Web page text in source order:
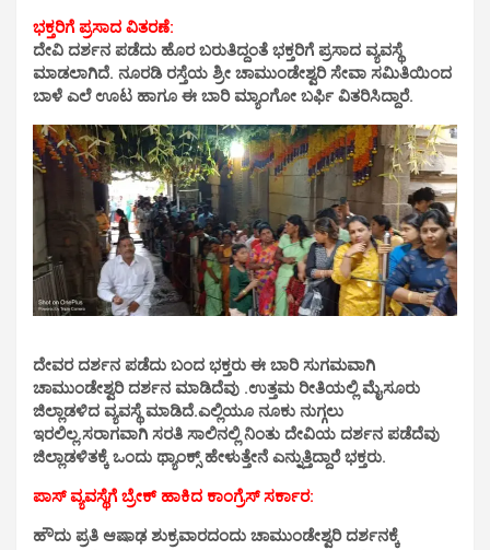
ಭಕ್ತರಿಗೆ ಪ್ರಸಾದ ವಿತರಣೆ:
ದೇವಿ ದರ್ಶನ ಪಡೆದು ಹೊರ ಬರುತಿದ್ದಂತೆ ಭಕ್ತರಿಗೆ ಪ್ರಸಾದ ವ್ಯವಸ್ಥೆ
ಮಾಡಲಾಗಿದೆ. ನೂರಡಿ ರಸ್ತೆಯ ಶ್ರೀ ಚಾಮುಂಡೇಶ್ವರಿ ಸೇವಾ ಸಮಿತಿಯಿಂದ
ಬಾಳೆ ಎಲೆ ಊಟ ಹಾಗೂ ಈ ಬಾರಿ ಮ್ಯಾಂಗೋ ಬರ್ಫಿ ವಿತರಿಸಿದ್ದಾರೆ.
ದೇವರ ದರ್ಶನ ಪಡೆದು ಬಂದ ಭಕ್ತರು ಈ ಬಾರಿ ಸುಗಮವಾಗಿ
ಚಾಮುಂಡೇಶ್ವರಿ ದರ್ಶನ ಮಾಡಿದೆವು .ಉತ್ತಮ ರೀತಿಯಲ್ಲಿ ಮೈಸೂರು
ಜಿಲ್ಲಾಡಳಿದ ವ್ಯವಸ್ಥೆ ಮಾಡಿದೆ.ಎಲ್ಲಿಯೂ ನೂಕು ನುಗ್ಗಲು
ಇರಲಿಲ್ಲ.ಸರಾಗವಾಗಿ ಸರತಿ ಸಾಲಿನಲ್ಲಿ ನಿಂತು ದೇವಿಯ ದರ್ಶನ ಪಡೆದೆವು
ಜಿಲ್ಲಾಡಳಿತಕ್ಕೆ ಒಂದು ಥ್ಯಾಂಕ್ಸ್ ಹೇಳುತ್ತೇನೆ ಎನ್ನುತ್ತಿದ್ದಾರೆ ಭಕ್ತರು.
ಪಾಸ್ ವ್ಯವಸ್ಥೆಗೆ ಬ್ರೇಕ್ ಹಾಕಿದ ಕಾಂಗ್ರೆಸ್ ಸರ್ಕಾರ:
ಹೌದು ಪ್ರತಿ ಆಷಾಢ ಶುಕ್ರವಾರದಂದು ಚಾಮುಂಡೇಶ್ವರಿ ದರ್ಶನಕ್ಕೆ